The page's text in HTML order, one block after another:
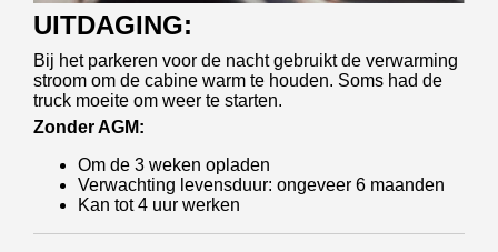
UITDAGING:
Bij het parkeren voor de nacht gebruikt de verwarming
stroom om de cabine warm te houden. Soms had de
truck moeite om weer te starten.
Zonder AGM:
Om de 3 weken opladen
Verwachting levensduur: ongeveer 6 maanden
Kan tot 4 uur werken